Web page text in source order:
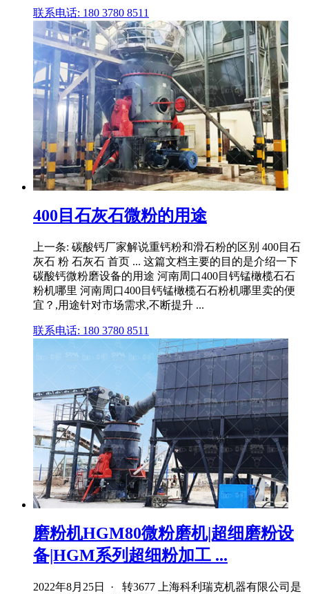
联系电话: 180 3780 8511
400目石灰石微粉的用途
上一条: 碳酸钙厂家解说重钙粉和滑石粉的区别 400目石
灰石 粉 石灰石 首页 ... 这篇文档主要的目的是介绍一下
碳酸钙微粉磨设备的用途 河南周口400目钙锰橄榄石石
粉机哪里 河南周口400目钙锰橄榄石石粉机哪里卖的便
宜？,用途针对市场需求,不断提升 ...
联系电话: 180 3780 8511
磨粉机HGM80微粉磨机|超细磨粉设
备|HGM系列超细粉加工 ...
2022年8月25日 · 转3677 上海科利瑞克机器有限公司是